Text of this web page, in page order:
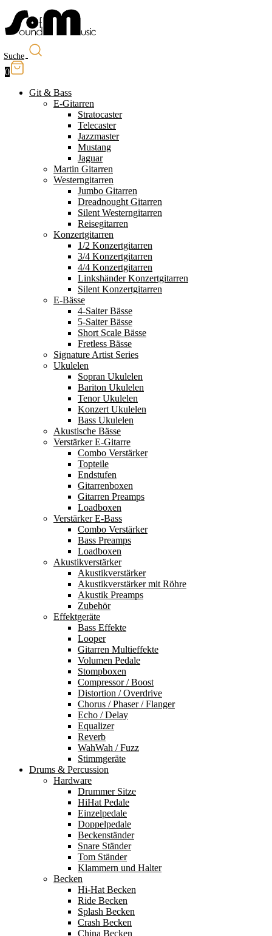
Suche
0
Git & Bass
E-Gitarren
Stratocaster
Telecaster
Jazzmaster
Mustang
Jaguar
Martin Gitarren
Westerngitarren
Jumbo Gitarren
Dreadnought Gitarren
Silent Westerngitarren
Reisegitarren
Konzertgitarren
1/2 Konzertgitarren
3/4 Konzertgitarren
4/4 Konzertgitarren
Linkshänder Konzertgitarren
Silent Konzertgitarren
E-Bässe
4-Saiter Bässe
5-Saiter Bässe
Short Scale Bässe
Fretless Bässe
Signature Artist Series
Ukulelen
Sopran Ukulelen
Bariton Ukulelen
Tenor Ukulelen
Konzert Ukulelen
Bass Ukulelen
Akustische Bässe
Verstärker E-Gitarre
Combo Verstärker
Topteile
Endstufen
Gitarrenboxen
Gitarren Preamps
Loadboxen
Verstärker E-Bass
Combo Verstärker
Bass Preamps
Loadboxen
Akustikverstärker
Akustikverstärker
Akustikverstärker mit Röhre
Akustik Preamps
Zubehör
Effektgeräte
Bass Effekte
Looper
Gitarren Multieffekte
Volumen Pedale
Stompboxen
Compressor / Boost
Distortion / Overdrive
Chorus / Phaser / Flanger
Echo / Delay
Equalizer
Reverb
WahWah / Fuzz
Stimmgeräte
Drums & Percussion
Hardware
Drummer Sitze
HiHat Pedale
Einzelpedale
Doppelpedale
Beckenständer
Snare Ständer
Tom Ständer
Klammern und Halter
Becken
Hi-Hat Becken
Ride Becken
Splash Becken
Crash Becken
China Becken